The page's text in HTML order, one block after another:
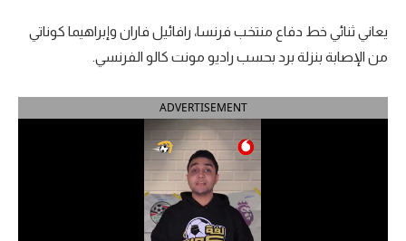
الدوري الإنجليزي الممتاز
الدوري الإسباني
الدوري السعودي للمحترفين
يعاني ثنائي خط دفاع منتخب فرنسا، رافائيل فاران وإبراهيما كوناتي
من الإصابة بنزلة برد بحسب راديو مونت كالو الفرنسي.
ADVERTISEMENT